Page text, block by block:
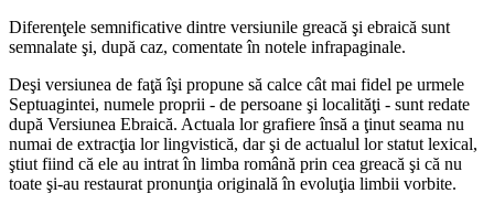
Diferenţele semnificative dintre versiunile greacă şi ebraică sunt
semnalate şi, după caz, comentate în notele infrapaginale.
Deşi versiunea de faţă îşi propune să calce cât mai fidel pe urmele
Septuagintei, numele proprii - de persoane şi localităţi - sunt redate
după Versiunea Ebraică. Actuala lor grafiere însă a ţinut seama nu
numai de extracţia lor lingvistică, dar şi de actualul lor statut lexical,
ştiut fiind că ele au intrat în limba română prin cea greacă şi că nu
toate şi-au restaurat pronunţia originală în evoluţia limbii vorbite.